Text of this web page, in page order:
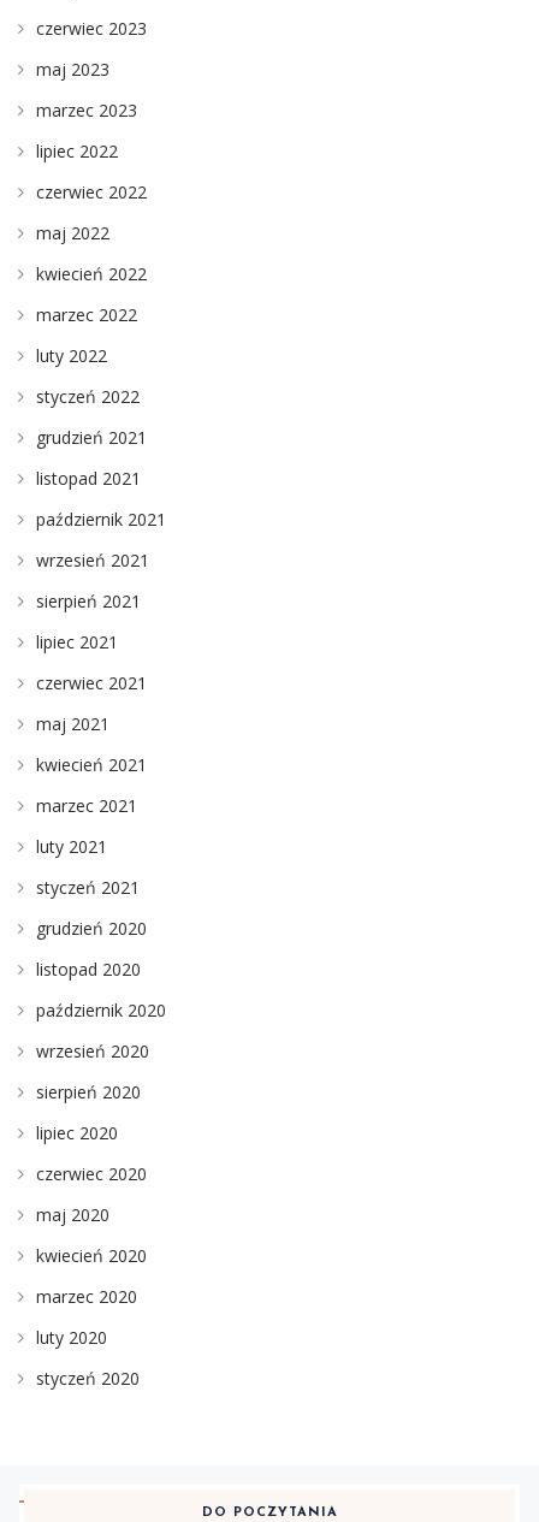
czerwiec 2023
maj 2023
marzec 2023
lipiec 2022
czerwiec 2022
maj 2022
kwiecień 2022
marzec 2022
luty 2022
styczeń 2022
grudzień 2021
listopad 2021
październik 2021
wrzesień 2021
sierpień 2021
lipiec 2021
czerwiec 2021
maj 2021
kwiecień 2021
marzec 2021
luty 2021
styczeń 2021
grudzień 2020
listopad 2020
październik 2020
wrzesień 2020
sierpień 2020
lipiec 2020
czerwiec 2020
maj 2020
kwiecień 2020
marzec 2020
luty 2020
styczeń 2020
DO POCZYTANIA